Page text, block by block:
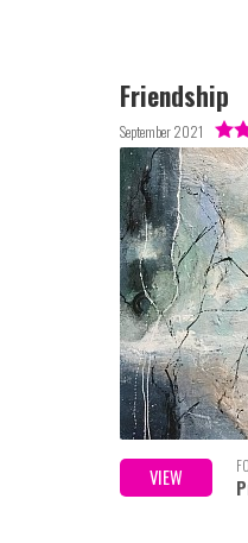
Friendship
September 2021
VIEW